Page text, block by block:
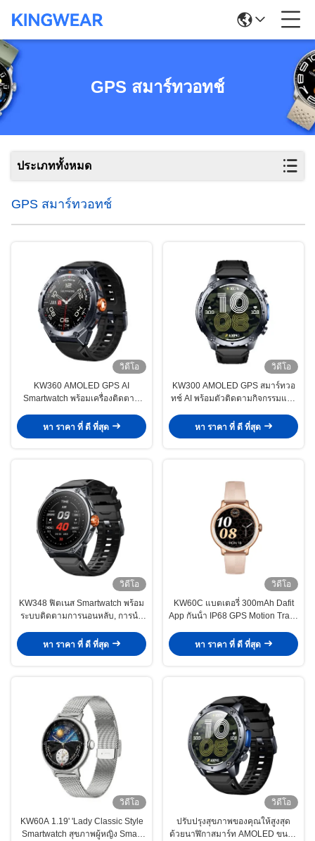
GPS สมาร์ทวอทช์
ประเภททั้งหมด
GPS สมาร์ทวอทช์
วิดีโอ
KW360 AMOLED GPS AI
Smartwatch พร้อมเครื่องติดตาม
หา ราคา ที่ ดี ที่สุด
วิดีโอ
KW300 AMOLED GPS สมาร์ทวอ
ทช์ AI พร้อมตัวติดตามกิจกรรมและ
กันน้ำ 5ATM
หา ราคา ที่ ดี ที่สุด
วิดีโอ
KW348 ฟิตเนส Smartwatch พร้อม
ระบบติดตามการนอนหลับ, การนํา
การจัดอันดับกันน้ําและการเก็บสื่อ
หา ราคา ที่ ดี ที่สุด
วิดีโอ
KW60C แบตเตอรี่ 300mAh Dafit
App กันน้ํา IP68 GPS Motion Track
ติดตามสุขภาพและการนอนหลับ
ของผู้หญิง
หา ราคา ที่ ดี ที่สุด
วิดีโอ
KW60A 1.19' 'Lady Classic Style
Smartwatch สุขภาพผู้หญิง Smart
วิดีโอ
ปรับปรุงสุขภาพของคุณให้สูงสุด
ด้วยนาฬิกาสมาร์ท AMOLED ขนาด